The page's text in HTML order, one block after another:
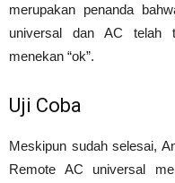
merupakan penanda
universal dan AC telah
menekan “ok”.
Uji Coba
Meskipun sudah selesai,
Remote AC universal